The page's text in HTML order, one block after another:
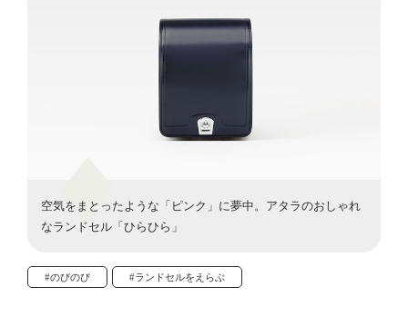
空気をまとったような「ピンク」に夢中。アタラのおしゃれ
なランドセル「ひらひら」
#のびのび #ランドセルをえらぶ